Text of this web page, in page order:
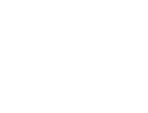
制御コース
アリングデザイン
コース
ーコース
コース